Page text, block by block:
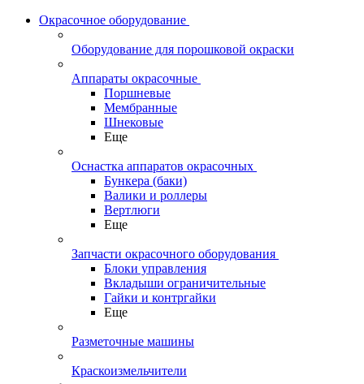
Окрасочное оборудование
Оборудование для порошковой окраски
Аппараты окрасочные
Поршневые
Мембранные
Шнековые
Еще
Оснастка аппаратов окрасочных
Бункера (баки)
Валики и роллеры
Вертлюги
Еще
Запчасти окрасочного оборудования
Блоки управления
Вкладыши ограничительные
Гайки и контргайки
Еще
Разметочные машины
Краскоизмельчители